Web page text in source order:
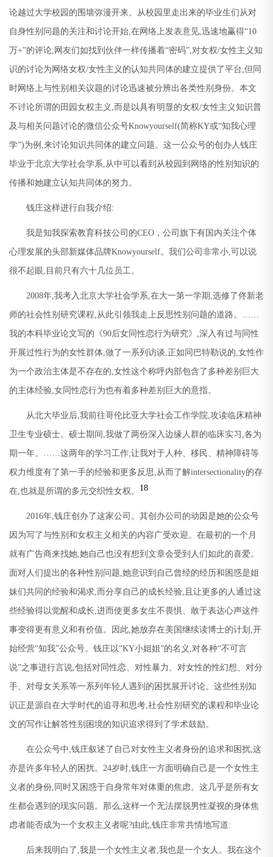
论越过大学校园的围墙弥漫开来。从校园里走出来的毕业生们从对
自身性别问题的关注和讨论开始,在网络上发表意见,迅速地赢得“10
万+”的评论, 网友们如找到伙伴一样传播着“密码”,对女权/女性主义知
识的讨论为网络女权/女性主义的认知共同体的建立提供了平台,但同
时网络上与性别相关议题的讨论迅速被分辨出各类性别身份。本文
不讨论所谓的田园女权主义 ,而是以具有明显的女权/女性主义知识普
及与相关问题讨论的微信公众号Knowyourself(简称KY或“知我心理
学”)为例 ,来讨论知识共同体的建立问题。这一公众号的创办人钱庄
毕业于北京大学社会学系,从中可以看到从校园到网络的性别知识的
传播和她建立认知共同体的努力。
钱庄这样进行自我介绍:
我是知我探索教育科技公司的CEO ，公司旗下有国内关注个体
心理发展的头部新媒体品牌Knowyourself。我们公司非常小,可以说
很不起眼, 目前只有六十几位员工。
2008年,我考入北京大学社会学系,在大一第一学期 ,选修了佟新老
师的社会性别研究课程,从此引领我走上反思性别问题的道路。 ……
我的本科毕业论文写的《90后女同性恋行为研究》 ,深入有过与同性
开展过性行为的女性群体,做了一系列访谈,正如同巴特勒说的,女性作
为一个政治主体是不存在的,女性这个称呼内部包含了多种差别巨大
的主体经验,女同性恋行为也有着多种差别巨大的意指。
从北大毕业后,我前往哥伦比亚大学社会工作学院,攻读临床精神
卫生专业硕士。硕士期间 ,我做了两份深入边缘人群的临床实习 ,各为
期一年。……这两年的学习工作,让我对于人种、移民、精神障碍等
权力维度有了第一手的经验和更多反思,从而了解intersectionality的存
在,也就是所谓的多元交织性女权。 18
2016年,钱庄创办了这家公司。其创办公司的动因是她的公众号
因为写了与性别和女权主义相关的内容广受欢迎。在最初的一个月
就有广告商来找她,她自己也没有想到文章会受到人们如此的喜爱。
面对人们提出的各种性别问题,她意识到自己曾经的经历和困惑是姐
妹们共同的经验和渴求,而分享自己的成长经验, 且让更多的人通过这
些经验得以觉醒和成长,进而使更多女生不畏惧、敢于表达心声这件
事变得更有意义和有价值。因此,她放弃在美国继续读博士的计划 ,开
始经营“知我”公众号。钱庄以“KY小姐姐 ”的名义 ,对各种“不可言
说”之事进行言说,包括对同性恋、对性暴力、对女性的性幻想、对分
手、对母女关系等一系列年轻人遇到的困扰展开讨论。这些性别知
识正是源自在大学时代的追寻和思考,社会性别研究的课程和毕业论
文的写作让解答性别困境的知识追求得到了学术鼓励。
在公众号中 ,钱庄叙述了自己对女性主义者身份的追求和困扰,这
亦是许多年轻人的困扰。 24岁时,钱庄一方面明确自己是一个女性主
义者的身份, 同时又困惑于自身常年对体重的焦虑。这几乎是所有女
生都会遇到的现实问题。那么,这样一个无法摆脱男性凝视的身体焦
虑者能否成为一个女权主义者呢?由此,钱庄非常共情地写道:
后来我明白了 ,我是一个女性主义者,我也是一个女人。我在这个